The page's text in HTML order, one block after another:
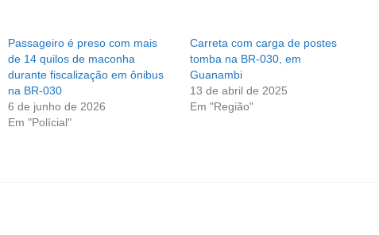
Passageiro é preso com mais
de 14 quilos de maconha
durante fiscalização em ônibus
na BR-030
6 de junho de 2026
Em "Polícial"
Carreta com carga de postes
tomba na BR-030, em
Guanambi
13 de abril de 2025
Em "Região"